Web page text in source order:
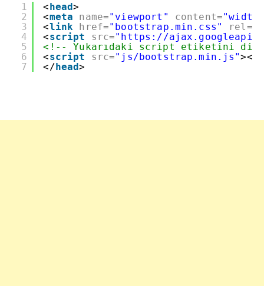
1
2
3
4
5
6
7
<head>
<meta name="viewport" content=
<link href="bootstrap.min.css" rel =
<script src=" https://
<!-- Yukarıdaki script etiketini
<script src="js/bootstrap.min.js"></
</head>